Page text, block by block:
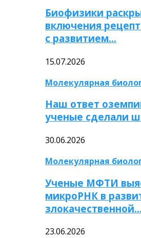
Биофизики
включения
с развитием…
15.07.2026
Молекулярная
Наш ответ
ученые сделали
30.06.2026
Молекулярная
Ученые МФТИ
микроРНК в
злокачественной…
23.06.2026